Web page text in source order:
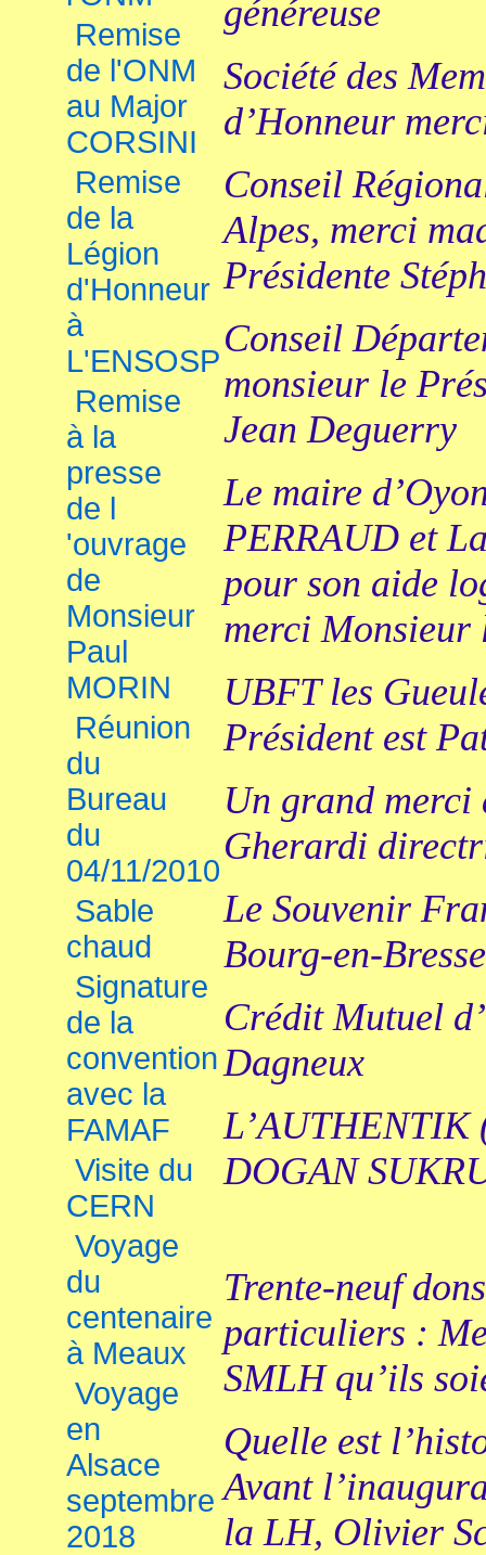
Remise
de l'ONM
au Major
CORSINI
Remise
de la
Légion
d'Honneur
à
L'ENSOSP
Remise
à la
presse
de l
'ouvrage
de
Monsieur
Paul
MORIN
Réunion
du
Bureau
du
04/11/2010
Sable
chaud
Signature
de la
convention
avec la
FAMAF
Visite du
CERN
Voyage
du
centenaire
à Meaux
Voyage
en
Alsace
septembre
2018
généreuse
Société des
d’Honneur
Conseil
Alpes, merci
Présidente
Conseil
monsieur le
Jean Deguerry
Le maire
PERRAUD et
pour son aide
merci Monsieur
UBFT les
Président est
Un grand merci
Gherardi
Le Souvenir
Bourg-en-
Crédit Mutuel
Dagneux
L’AUTHENTIK
DOGAN
Trente-neuf
particuliers :
SMLH qu’ils
Quelle est
Avant
la LH, Olivier